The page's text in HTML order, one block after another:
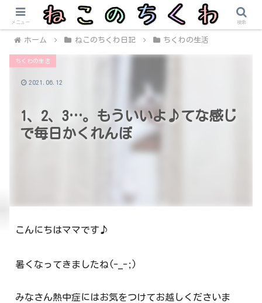
ホーム ねこのちくわ日記 ちくわの生活
1、2、3…。もういいよ♪てな感じ
で毎日かくれんぼ
ちくわの生活
2021.06.12
こんにちはママです♪
暑くなってきましたね(-_-;)
みなさん熱中症にはお気をつけてお越しくださいま
メニュー 検索